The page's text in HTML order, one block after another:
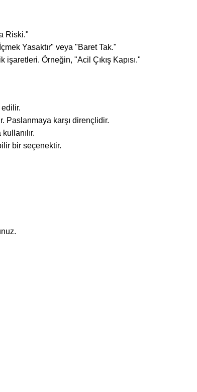
Riski."
Yasaktır" veya "Baret Tak."
Örneğin, "Acil Çıkış Kapısı."
Paslanmaya karşı dirençlidir.
bir seçenektir.